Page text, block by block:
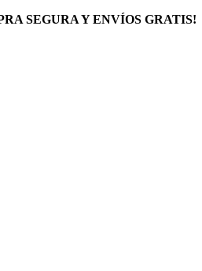
SEGURA Y ENVÍOS GRATIS!